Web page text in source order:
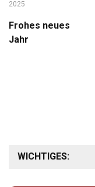
2025
Frohes neues
Jahr
WICHTIGES: